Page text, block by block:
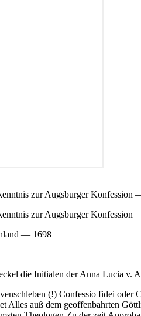
zur Augsburger
zur Augsburger Konfession
— 1698
die Initialen der Anna Lucia v.
(!) Confessio fidei
Alles auß dem geoffenbahrten